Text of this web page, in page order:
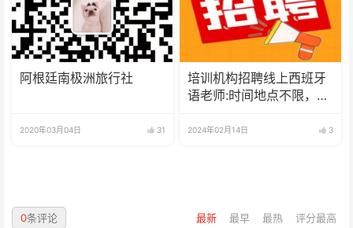
阿根廷南极洲旅行社
2020年03月04日 31
培训机构招聘线上西班牙
语老师:时间地点不限，可
2024年02月14日 3
最新 最早 最热 评分最高
0条评论